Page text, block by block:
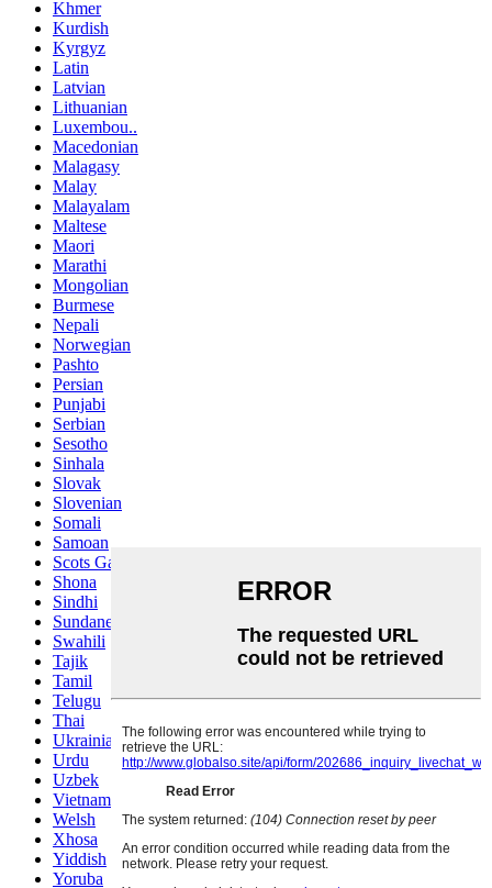
Khmer
Kurdish
Kyrgyz
Latin
Latvian
Lithuanian
Luxembou..
Macedonian
Malagasy
Malay
Malayalam
Maltese
Maori
Marathi
Mongolian
Burmese
Nepali
Norwegian
Pashto
Persian
Punjabi
Serbian
Sesotho
Sinhala
Slovak
Slovenian
Somali
Samoan
Scots Gaelic
Shona
Sindhi
Sundanese
Swahili
Tajik
Tamil
Telugu
Thai
Ukrainian
Urdu
Uzbek
Vietnamese
Welsh
Xhosa
Yiddish
Yoruba